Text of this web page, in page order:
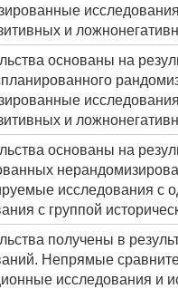
и
основаны на
и
основаны на
исследования с
с группой
получены в
Непрямые
исследования и